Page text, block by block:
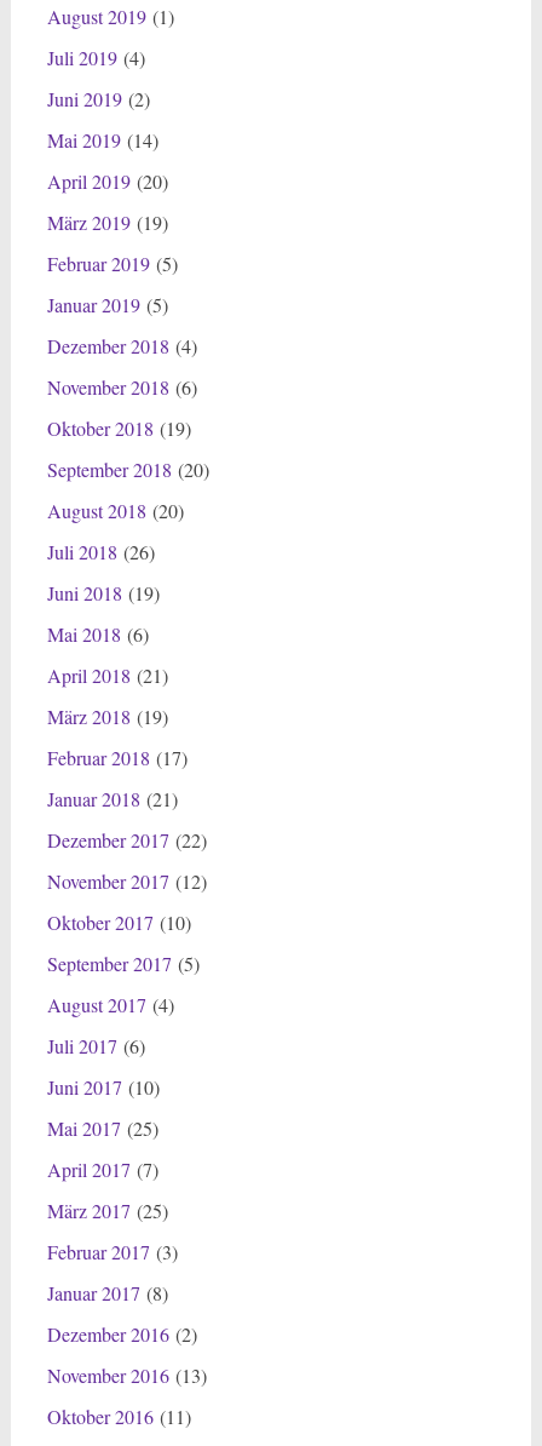
August 2019(1)
Juli 2019(4)
Juni 2019(2)
Mai 2019(14)
April 2019(20)
März 2019(19)
Februar 2019(5)
Januar 2019(5)
Dezember 2018 (4)
November 2018 (6)
Oktober 2018 (19)
September 2018 (20)
August 2018 (20)
Juli 2018 (26)
Juni 2018 (19)
Mai 2018 (6)
April 2018 (21)
März 2018 (19)
Februar 2018 (17)
Januar 2018 (21)
Dezember 2017 (22)
November 2017 (12)
Oktober 2017 (10)
September 2017 (5)
August 2017 (4)
Juli 2017 (6)
Juni 2017 (10)
Mai 2017 (25)
April 2017 (7)
März 2017 (25)
Februar 2017 (3)
Januar 2017 (8)
Dezember 2016(2)
November 2016(13)
Oktober 2016(11)